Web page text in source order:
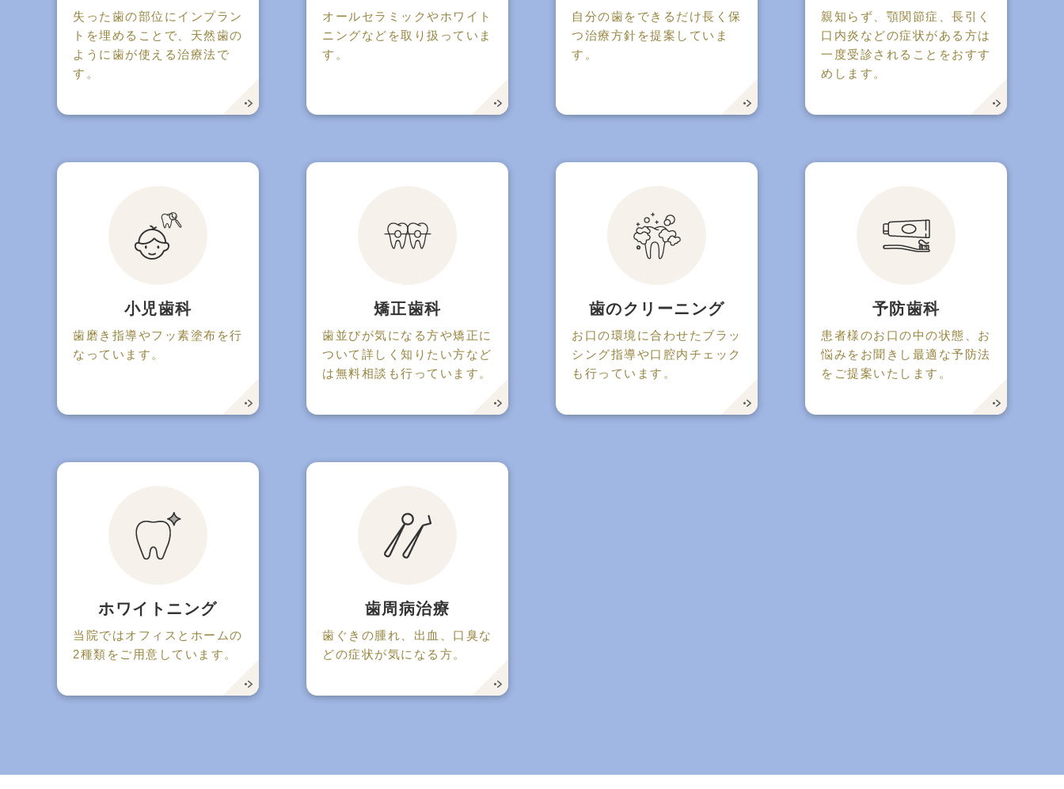
失った歯の部位にインプラン
トを埋めることで、天然歯の
ように歯が使える治療法で
す。
オールセラミックやホワイト
ニングなどを取り扱っていま
す。
自分の歯をできるだけ長く保
つ治療方針を提案していま
す。
親知らず、顎関節症、長引く
口内炎などの症状がある方は
一度受診されることをおすす
めします。
小児歯科
歯磨き指導やフッ素塗布を行
なっています。
矯正歯科
歯並びが気になる方や矯正に
ついて詳しく知りたい方など
は無料相談も行っています。
歯のクリーニング
お口の環境に合わせたブラッ
シング指導や口腔内チェック
も行っています。
予防歯科
患者様のお口の中の状態、お
悩みをお聞きし最適な予防法
をご提案いたします。
ホワイトニング
当院ではオフィスとホームの
2種類をご用意しています。
歯周病治療
歯ぐきの腫れ、出血、口臭な
どの症状が気になる方。